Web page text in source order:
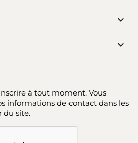


à tout moment. Vous
informations de contact dans les
du site.